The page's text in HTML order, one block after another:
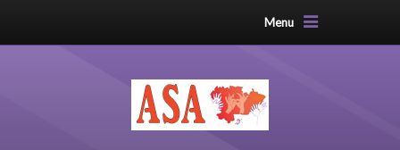
Menu